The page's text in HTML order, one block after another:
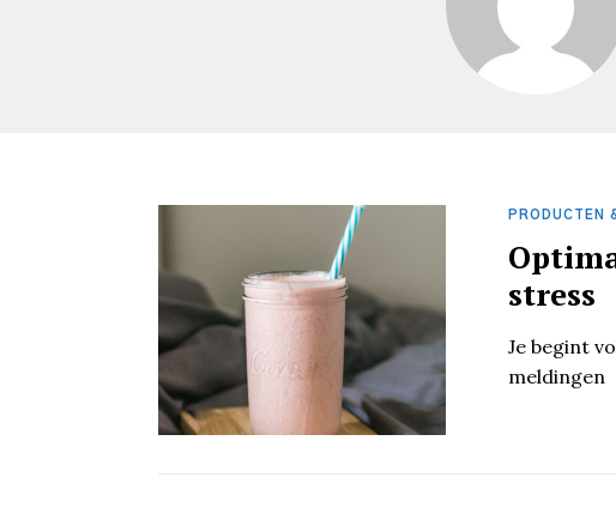
PRODUCTEN
stress
Je begint
meldingen